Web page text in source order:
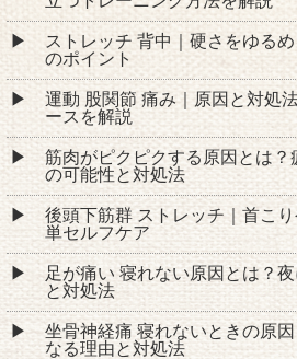
ストレッチ 背中｜硬さをゆる
のポイント
運動 股関節 痛み｜原因と対処
ースを解説
筋肉がピクピクする原因とは
の可能性と対処法
後頭下筋群 ストレッチ｜首こ
単セルフケア
足が痛い 寝れない原因とは？
と対処法
坐骨神経痛 寝れないときの原
なる理由と対処法